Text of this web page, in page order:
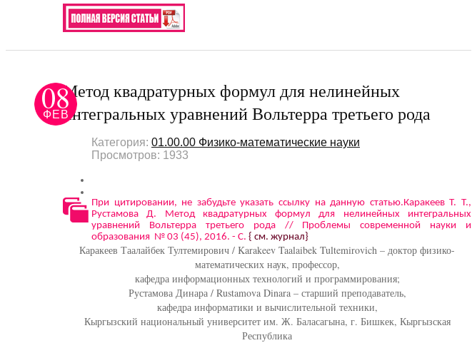
Метод квадратурных формул для нелинейных
интегральных уравнений Вольтерра третьего рода
Категория: 01.00.00 Физико-математические науки
08
ФЕВ
Просмотров: 1933
При цитировании, не забудьте указать ссылку на данную статью.Каракеев Т. Т.,
Рустамова Д. Метод квадратурных формул для нелинейных интегральных
уравнений Вольтерра третьего рода // Проблемы современной науки и
образования № 03 (45), 2016. - С. { см. журнал}
Каракеев Таалайбек Тултемирович / Karakeev Taalaibek Tultemirovich – доктор физико-
математических наук, профессор,
кафедра информационных технологий и программирования;
Рустамова Динара / Rustamova Dinara – старший преподаватель,
кафедра информатики и вычислительной техники,
Кыргызский национальный университет им. Ж. Баласагына, г. Бишкек, Кыргызская
Республика